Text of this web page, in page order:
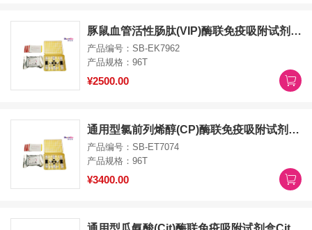
豚鼠血管活性肠肽(VIP)酶联免疫吸附试剂盒VIP ELISA Kit
产品编号：SB-EK7962
产品规格：96T
¥2500.00
通用型氯前列烯醇(CP)酶联免疫吸附试剂盒CP ELISA Kit
产品编号：SB-ET7074
产品规格：96T
¥3400.00